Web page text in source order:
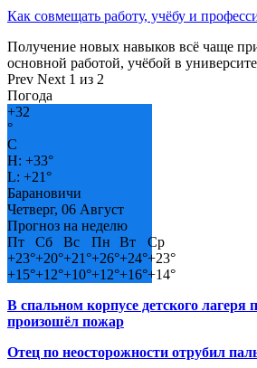
Как совмещать работу, учёбу и
Получение новых навыков всё чаще
основной работой, учёбой в
Prev Next 1 из 2
Погода
+32
°
C
H: +33°
L: +21°
Барановичи
Четверг, 06 Август
Прогноз на неделю
Пт
Сб Вс Пн Вт
Ср
+23°+20°+21°+26°+24°+23°
+15°+12°+10°+12°+16°+14°
В спальном корпусе детского лагеря
произошёл пожар
Отец по неосторожности отрубил